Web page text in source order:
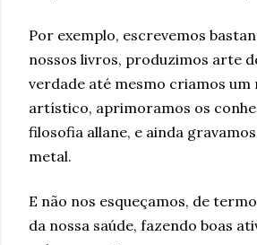
Por exemplo, escrevemos
nossos livros, produzimos arte
verdade até mesmo criamos um
artístico, aprimoramos os
filosofia allane, e ainda
metal.
E não nos esqueçamos, de
da nossa saúde, fazendo boas